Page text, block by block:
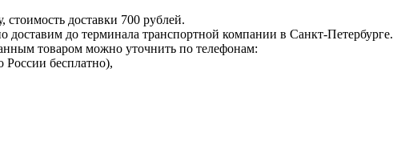
доставки 700 рублей.
доставим до терминала транспортной компании в Санкт-Петербурге.
товаром можно уточнить по телефонам:
России бесплатно),